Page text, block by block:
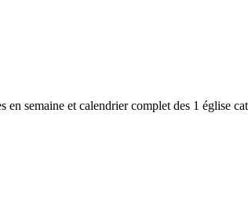
en semaine et calendrier complet des 1 église